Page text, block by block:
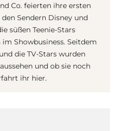
Co. feierten ihre ersten
Sendern Disney und
süßen Teenie-Stars
Showbusiness. Seitdem
die TV-Stars wurden
und ob sie noch
ihr hier.